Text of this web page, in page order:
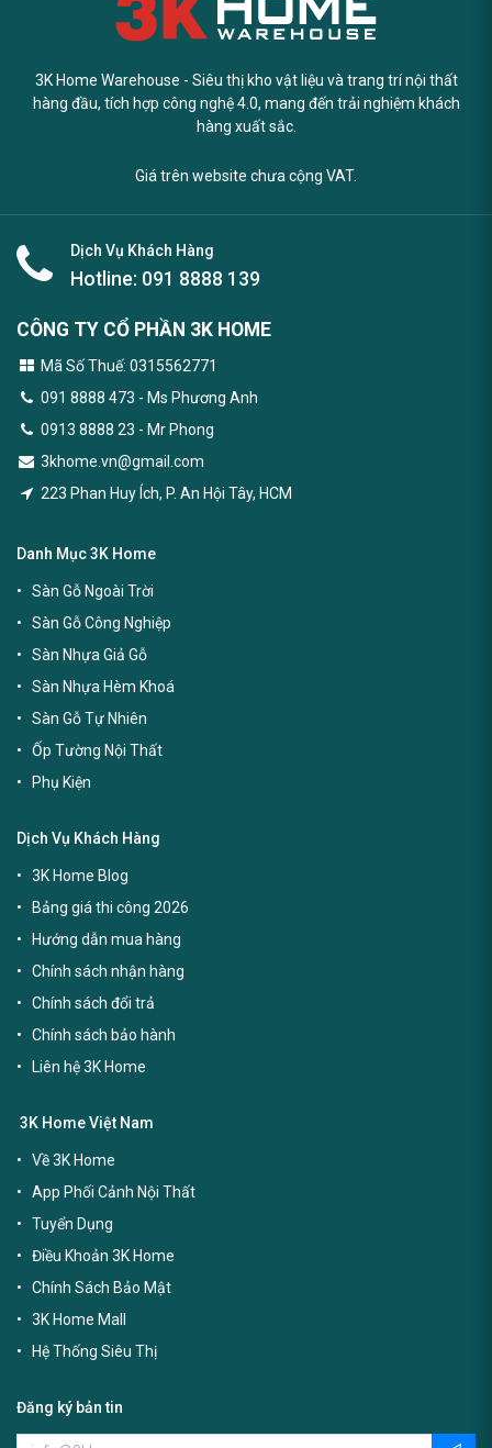
3K Home Warehouse - Siêu thị kho vật liệu và trang trí nội thất
hàng đầu, tích hợp công nghệ 4.0, mang đến trải nghiệm khách
hàng xuất sắc.
Giá trên website chưa cộng VAT.
Dịch Vụ Khách Hàng
Hotline: 091 8888 139
CÔNG TY CỔ PHẦN 3K HOME
Mã Số Thuế: 0315562771
091 8888 473 - Ms Phương Anh
0913 8888 23 - Mr Phong
3khome.vn@gmail.com
223 Phan Huy Ích, P. An Hội Tây, HCM
Danh Mục 3K Home
Sàn Gỗ Ngoài Trời
Sàn Gỗ Công Nghiệp
Sàn Nhựa Giả Gỗ
Sàn Nhựa Hèm Khoá
Sàn Gỗ Tự Nhiên
Ốp Tường Nội Thất
Phụ Kiện
Dịch Vụ Khách Hàng
3K Home Blog
Bảng giá thi công 2026
Hướng dẫn mua hàng
Chính sách nhận hàng
Chính sách đổi trả
Chính sách bảo hành
Liên hệ 3K Home
3K Home Việt Nam
Về 3K Home
App Phối Cảnh Nội Thất
Tuyển Dụng
Điều Khoản 3K Home
Chính Sách Bảo Mật
3K Home Mall
Hệ Thống Siêu Thị
Đăng ký bản tin